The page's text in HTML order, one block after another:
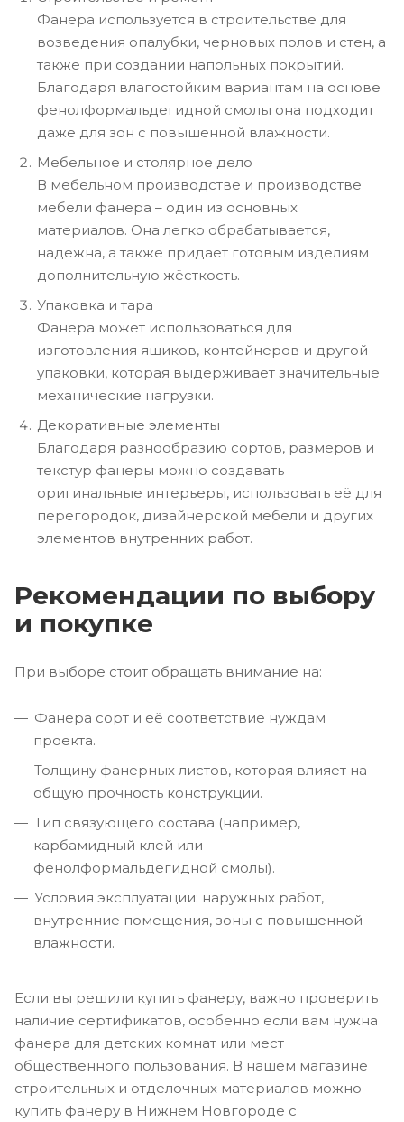
Фанера используется в строительстве для
возведения опалубки, черновых полов и стен, а
также при создании напольных покрытий.
Благодаря влагостойким вариантам на основе
фенолформальдегидной смолы она подходит
даже для зон с повышенной влажности.
Мебельное и столярное дело
В мебельном производстве и производстве
мебели фанера – один из основных
материалов. Она легко обрабатывается,
надёжна, а также придаёт готовым изделиям
дополнительную жёсткость.
Упаковка и тара
Фанера может использоваться для
изготовления ящиков, контейнеров и другой
упаковки, которая выдерживает значительные
механические нагрузки.
Декоративные элементы
Благодаря разнообразию сортов, размеров и
текстур фанеры можно создавать
оригинальные интерьеры, использовать её для
перегородок, дизайнерской мебели и других
элементов внутренних работ.
Рекомендации по выбору
и покупке
При выборе стоит обращать внимание на:
Фанера сорт и её соответствие нуждам
проекта.
Толщину фанерных листов, которая влияет на
общую прочность конструкции.
Тип связующего состава (например,
карбамидный клей или
фенолформальдегидной смолы).
Условия эксплуатации: наружных работ,
внутренние помещения, зоны с повышенной
влажности.
Если вы решили купить фанеру, важно проверить
наличие сертификатов, особенно если вам нужна
фанера для детских комнат или мест
общественного пользования. В нашем магазине
строительных и отделочных материалов можно
купить фанеру в Нижнем Новгороде с